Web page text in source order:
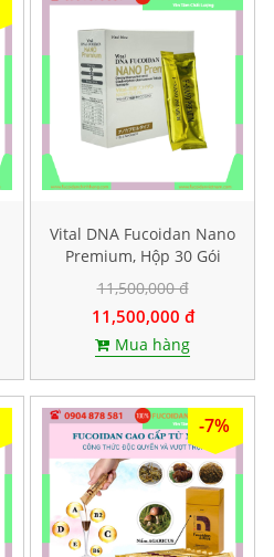
Vital DNA Fucoidan Nano
Premium, Hộp 30 Gói
11,500,000 đ
11,500,000 đ
Mua hàng
-7%